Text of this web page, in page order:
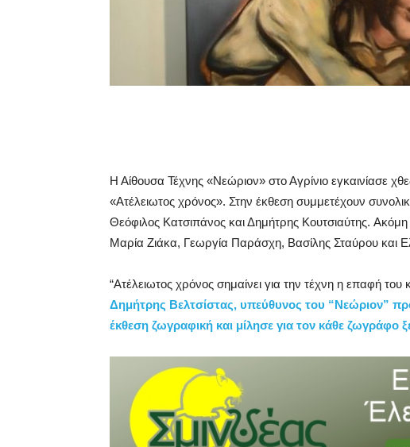
Η Αίθουσα Τέχνης «Νεώριον» στο Αγρίνιο εγκαινίασε
«Aτέλειωτος χρόνος». Στην έκθεση συμμετέχουν
Θεόφιλος Κατσιπάνος και Δημήτρης Κουτσιαύτης.
Μαρία Ζιάκα, Γεωργία Παράσχη, Βασίλης Σταύρου και
“Ατέλειωτος χρόνος σημαίνει για την τέχνη η επαφή του
Δημήτρης Βελτσίστας, υπεύθυνος του “Νεώριον”
έκθεση ζωγραφική και μίλησε για τον κάθε ζωγράφο